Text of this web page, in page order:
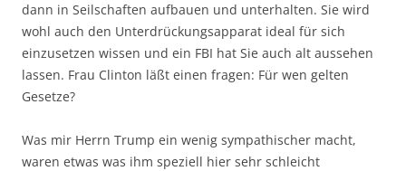
dann in Seilschaften aufbauen und unterhalten. Sie wird
wohl auch den Unterdrückungsapparat ideal für sich
einzusetzen wissen und ein FBI hat Sie auch alt aussehen
lassen. Frau Clinton läßt einen fragen: Für wen gelten
Gesetze?
Was mir Herrn Trump ein wenig sympathischer macht,
waren etwas was ihm speziell hier sehr schleicht